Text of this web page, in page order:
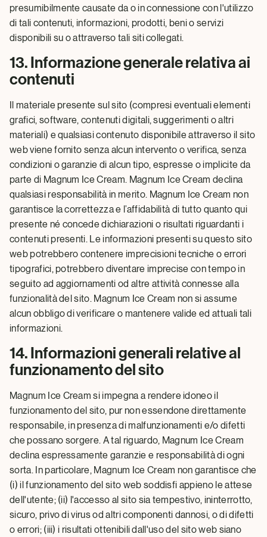
presumibilmente causate da o in connessione con l'utilizzo
di tali contenuti, informazioni, prodotti, beni o servizi
disponibili su o attraverso tali siti collegati.
13. Informazione generale relativa ai
contenuti
Il materiale presente sul sito (compresi eventuali elementi
grafici, software, contenuti digitali, suggerimenti o altri
materiali) e qualsiasi contenuto disponibile attraverso il sito
web viene fornito senza alcun intervento o verifica, senza
condizioni o garanzie di alcun tipo, espresse o implicite da
parte di Magnum Ice Cream. Magnum Ice Cream declina
qualsiasi responsabilità in merito. Magnum Ice Cream non
garantisce la correttezza e l’affidabilità di tutto quanto qui
presente né concede dichiarazioni o risultati riguardanti i
contenuti presenti. Le informazioni presenti su questo sito
web potrebbero contenere imprecisioni tecniche o errori
tipografici, potrebbero diventare imprecise con tempo in
seguito ad aggiornamenti od altre attività connesse alla
funzionalità del sito. Magnum Ice Cream non si assume
alcun obbligo di verificare o mantenere valide ed attuali tali
informazioni.
14. Informazioni generali relative al
funzionamento del sito
Magnum Ice Cream si impegna a rendere idoneo il
funzionamento del sito, pur non essendone direttamente
responsabile, in presenza di malfunzionamenti e/o difetti
che possano sorgere. A tal riguardo, Magnum Ice Cream
declina espressamente garanzie e responsabilità di ogni
sorta. In particolare, Magnum Ice Cream non garantisce che
(i) il funzionamento del sito web soddisfi appieno le attese
dell'utente; (ii) l'accesso al sito sia tempestivo, ininterrotto,
sicuro, privo di virus od altri componenti dannosi, o di difetti
o errori; (iii) i risultati ottenibili dall'uso del sito web siano